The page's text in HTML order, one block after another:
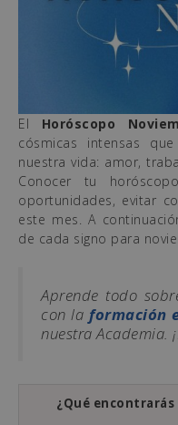
El Horóscopo
cósmicas intensas
nuestra vida: amor,
Conocer tu
oportunidades, evitar
este mes. A
de cada signo para
Aprende todo
con la formación
nuestra Academia.
¿Qué encontrarás